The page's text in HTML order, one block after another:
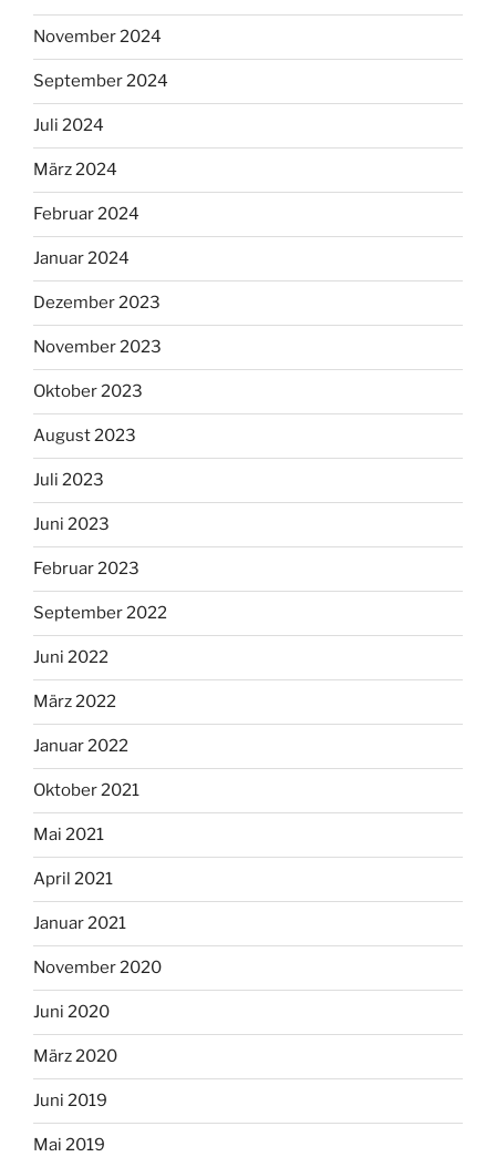
November 2024
September 2024
Juli 2024
März 2024
Februar 2024
Januar 2024
Dezember 2023
November 2023
Oktober 2023
August 2023
Juli 2023
Juni 2023
Februar 2023
September 2022
Juni 2022
März 2022
Januar 2022
Oktober 2021
Mai 2021
April 2021
Januar 2021
November 2020
Juni 2020
März 2020
Juni 2019
Mai 2019